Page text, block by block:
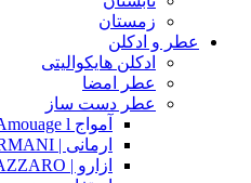
زمستان
عطر و ادکلن
ادکلن هایکوالیتی
عطر امضا
عطر دست ساز
آمواج Amouage l
ارمانی | ARMANI
ازارو | AZZARO